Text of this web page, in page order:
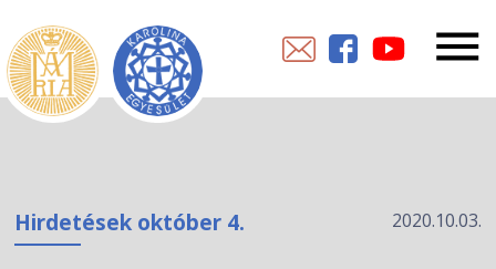
Hirdetések október 4. 2020.10.03.